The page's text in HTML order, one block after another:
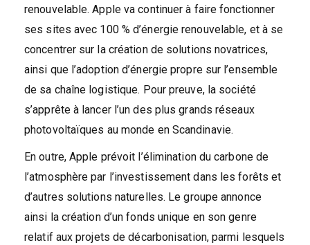
renouvelable. Apple va continuer à faire fonctionner
ses sites avec 100 % d’énergie renouvelable, et à se
concentrer sur la création de solutions novatrices,
ainsi que l’adoption d’énergie propre sur l’ensemble
de sa chaîne logistique. Pour preuve, la société
s’apprête à lancer l’un des plus grands réseaux
photovoltaïques au monde en Scandinavie.
En outre, Apple prévoit l’élimination du carbone de
l’atmosphère par l’investissement dans les forêts et
d’autres solutions naturelles. Le groupe annonce
ainsi la création d’un fonds unique en son genre
relatif aux projets de décarbonisation, parmi lesquels